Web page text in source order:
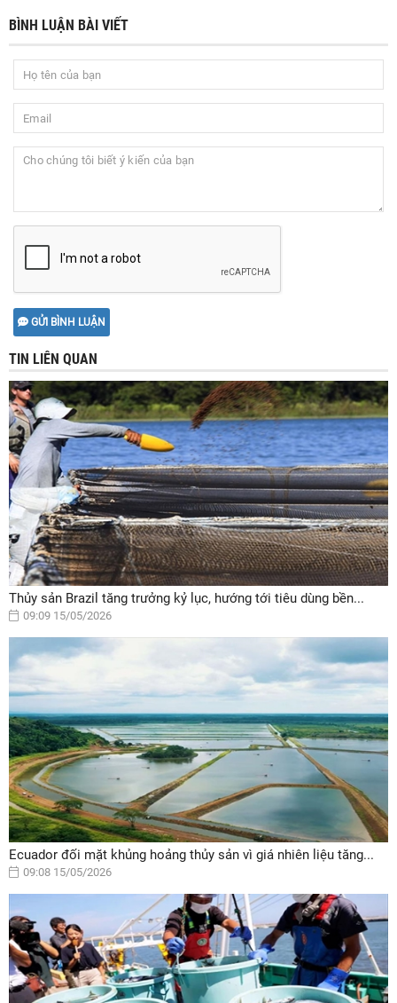
BÌNH LUẬN BÀI VIẾT
GỬI BÌNH LUẬN
TIN LIÊN QUAN
Thủy sản Brazil tăng trưởng kỷ lục, hướng tới tiêu dùng bền...
09:09 15/05/2026
Ecuador đối mặt khủng hoảng thủy sản vì giá nhiên liệu tăng...
09:08 15/05/2026